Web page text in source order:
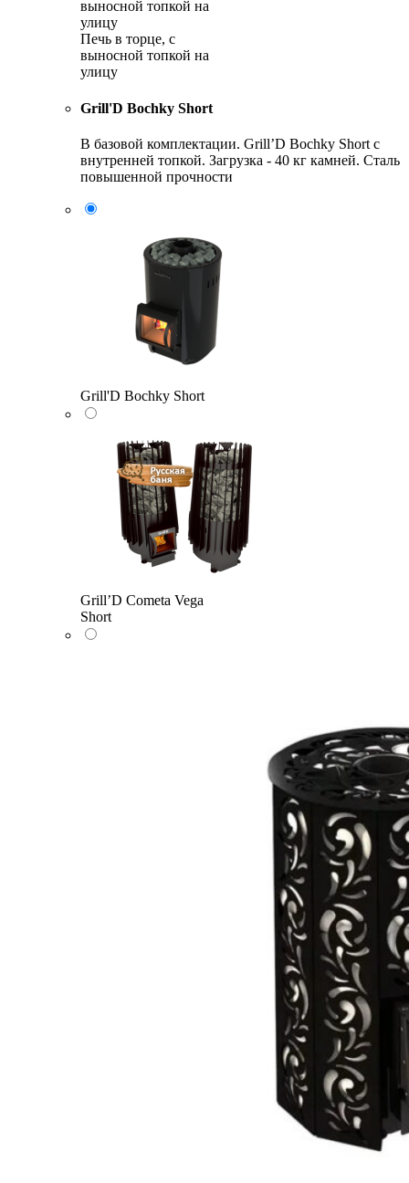
Печь в торце, с
выносной топкой на
улицу
Grill'D Bochky Short
В базовой комплектации. Grill’D Bochky Short с
внутренней топкой. Загрузка - 40 кг камней. Сталь
повышенной прочности
Grill'D Bochky Short
Grill’D Cometa Vega
Short